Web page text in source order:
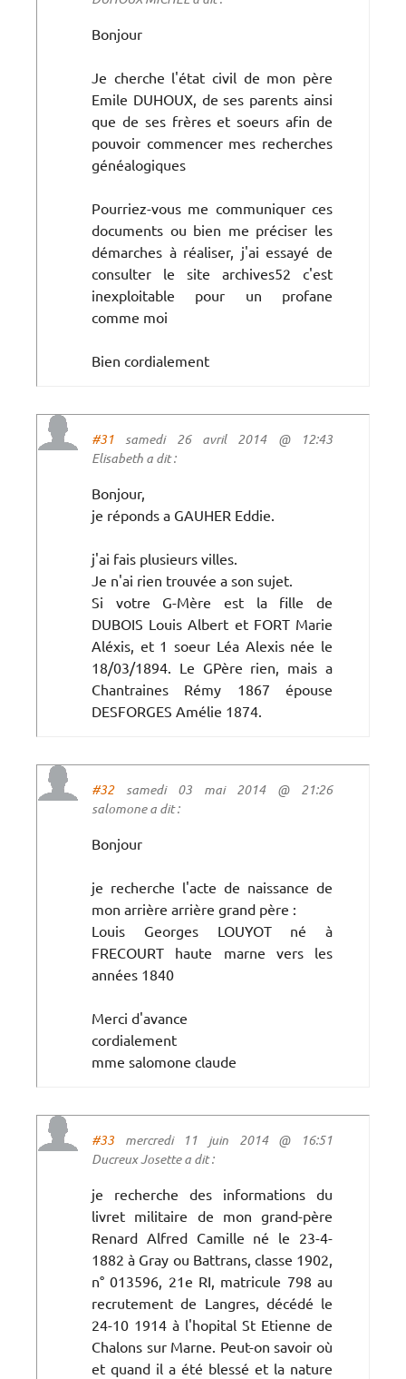
Bonjour
Je cherche l'état civil de mon père
Emile DUHOUX, de ses parents ainsi
que de ses frères et soeurs afin de
pouvoir commencer mes recherches
généalogiques
Pourriez-vous me communiquer ces
documents ou bien me préciser les
démarches à réaliser, j'ai essayé de
consulter le site archives52 c'est
inexploitable pour un profane
comme moi
Bien cordialement
#31 samedi 26 avril 2014 @ 12:43
Elisabeth a dit :
Bonjour,
je réponds a GAUHER Eddie.
j'ai fais plusieurs villes.
Je n'ai rien trouvée a son sujet.
Si votre G-Mère est la fille de
DUBOIS Louis Albert et FORT Marie
Aléxis, et 1 soeur Léa Alexis née le
18/03/1894. Le GPère rien, mais a
Chantraines Rémy 1867 épouse
DESFORGES Amélie 1874.
#32samedi 03 mai 2014 @ 21:26
salomone a dit :
Bonjour
je recherche l'acte de naissance de
mon arrière arrière grand père :
Louis Georges LOUYOT né à
FRECOURT haute marne vers les
années 1840
Merci d'avance
cordialement
mme salomone claude
#33 mercredi 11 juin 2014 @ 16:51
Ducreux Josette a dit :
je recherche des informations du
livret militaire de mon grand-père
Renard Alfred Camille né le 23-4-
1882 à Gray ou Battrans, classe 1902,
n° 013596, 21e RI, matricule 798 au
recrutement de Langres, décédé le
24-10 1914 à l'hopital St Etienne de
Chalons sur Marne. Peut-on savoir où
et quand il a été blessé et la nature